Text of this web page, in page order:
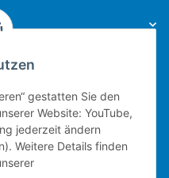
gestatten Sie den
Website: YouTube,
jederzeit ändern
Weitere Details finden